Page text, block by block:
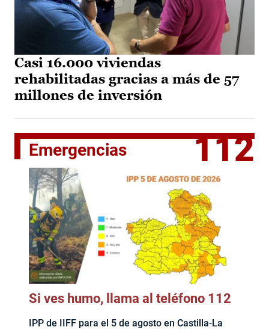
Casi 16.000 viviendas
rehabilitadas gracias a más de 57
millones de inversión
Emergencias 112
Si ves humo, llama al teléfono 112
IPP de IIFF para el 5 de agosto en Castilla-La